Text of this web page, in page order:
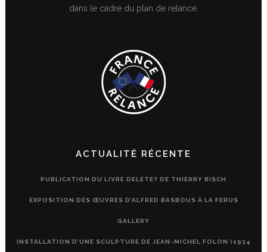
dans le cadre du plan de relance.
ACTUALITÉ RÉCENTE
PUBLICATION DU LIVRE DELETE? DE THIERRY BISCH
EXPOSITION DES ŒUVRES D’ALFRED BASBOUS À LA FERUS
GALLERY
INSTALLATION D’UNE SCULPTURE DE JEAN-MICHEL FOLON (1934